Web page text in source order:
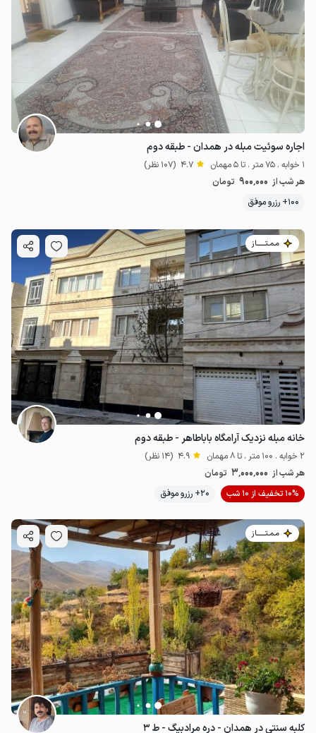
اجاره سوئیت مبله در همدان - طبقه دوم
1 خوابه . 75 متر . تا 5 مهمان 4.7 (107 نظر)
هر شب از 900٬000 تومان
100+ رزرو موفق
مـمـتــــــاز
خانه مبله نزدیک آرامگاه باباطاهر - طبقه دوم
2 خوابه . 100 متر . تا 8 مهمان 4.9 (14 نظر)
هر شب از 3٬000٬000 تومان
10% تخفیف از 10 شب
20+ رزرو موفق
مـمـتــــــاز
کلبه سنتی در همدان - دره مرادبیگ - ط ۳